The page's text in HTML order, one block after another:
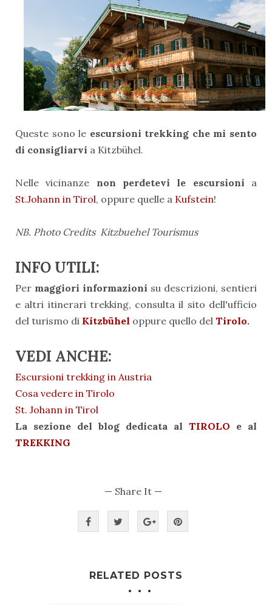
Queste sono le escursioni trekking che mi sento
di consigliarvi a Kitzbühel.
Nelle vicinanze non perdetevi le escursioni a
St.Johann in Tirol, oppure quelle a Kufstein!
NB. Photo Credits Kitzbuehel Tourismus
INFO UTILI:
Per maggiori informazioni su descrizioni, sentieri
e altri itinerari trekking, consulta il sito dell'ufficio
del turismo di Kitzbühel oppure quello del Tirolo.
VEDI ANCHE:
Escursioni trekking in Austria
Cosa vedere in Tirolo
St. Johann in Tirol
La sezione del blog dedicata al TIROLO e al
TREKKING
— Share It —
RELATED POSTS